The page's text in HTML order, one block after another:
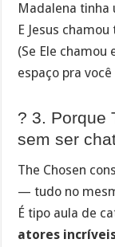
Madalena
E Jesus
(Se Ele chamou
espaço pra
? 3. Porque
sem ser
The Chosen
— tudo no
É tipo aula de
atores